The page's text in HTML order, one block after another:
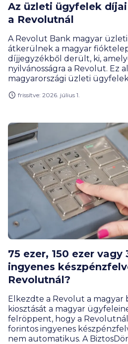
Az üzleti ügyfelek
a Revolutnál
A Revolut Bank magyar
átkerülnek a magyar
díjjegyzékből derült, ki,
nyilvánosságra a Revolut. Ez
magyarországi üzleti
hozza az első magyar
frissítve: 2026. július 1.
75 ezer, 150 ezer vagy
ingyenes
Revolutnál?
Elkezdte a Revolut a magyar
kiosztását a magyar
felröppent, hogy a
forintos ingyenes
nem automatikus. A